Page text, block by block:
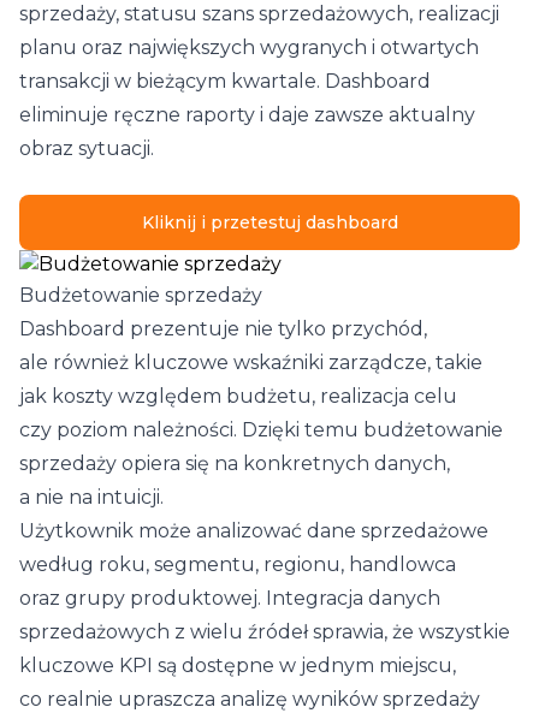
sprzedaży, statusu szans sprzedażowych, realizacji
planu oraz największych wygranych i otwartych
transakcji w bieżącym kwartale. Dashboard
eliminuje ręczne raporty i daje zawsze aktualny
obraz sytuacji.
Kliknij i przetestuj dashboard
Budżetowanie sprzedaży
Dashboard prezentuje nie tylko przychód,
ale również kluczowe wskaźniki zarządcze, takie
jak koszty względem budżetu, realizacja celu
czy poziom należności. Dzięki temu budżetowanie
sprzedaży opiera się na konkretnych danych,
a nie na intuicji.
Użytkownik może analizować dane sprzedażowe
według roku, segmentu, regionu, handlowca
oraz grupy produktowej. Integracja danych
sprzedażowych z wielu źródeł sprawia, że wszystkie
kluczowe KPI są dostępne w jednym miejscu,
co realnie upraszcza analizę wyników sprzedaży